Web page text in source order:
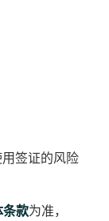
签证的风险
款为准，